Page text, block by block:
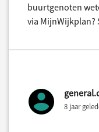
buurtgenoten
via MijnWijkplan?
8 jaar